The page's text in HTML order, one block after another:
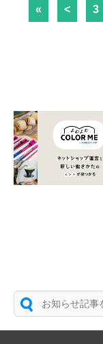
« < 3